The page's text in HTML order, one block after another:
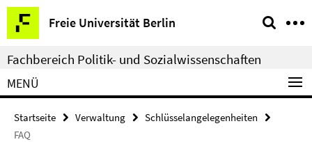
Springe
direkt
zu
Inhalt
Freie Universität Berlin
Service-
Navigation
Fachbereich Politik- und Sozialwissenschaften
MENÜ
Startseite Verwaltung
Schlüsselangelegenheiten
FAQ